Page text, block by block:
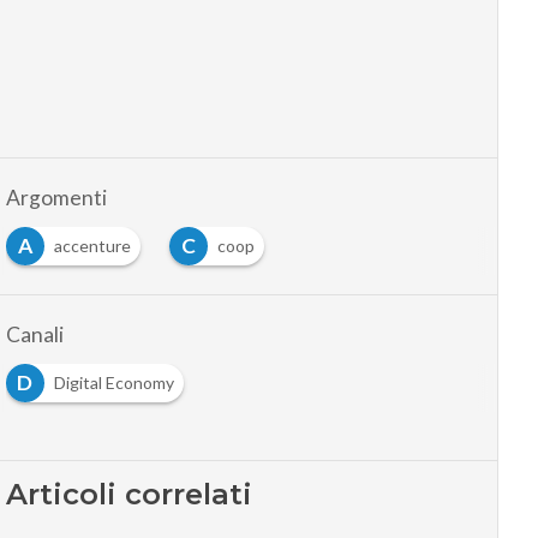
Argomenti
A
accenture C
coop
Canali
D
Digital Economy
Articoli correlati